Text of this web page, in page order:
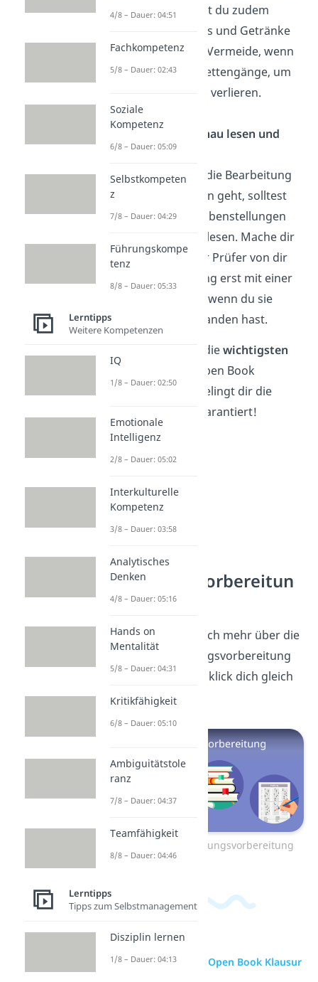
selbst kannst du zudem
kleine Snacks und Getränke
mitbringen. Vermeide, wenn
möglich Toilettengänge, um
keine Zeit zu verlieren.
Aufgabe genau lesen und
verstehen
Bevor es an die Bearbeitung
der Aufgaben geht, solltest
du die Aufgabenstellungen
ganz genau lesen. Mache dir
klar,was der Prüfer von dir
verlangt. Fang erst mit einer
Aufgabe an, wenn du sie
genau verstanden hast.
Jetzt kennst du diewichtigsten
für das Open Book
Verfahren. So gelingt dir die
Kofferklausur garantiert!
Prüfungsvorbereitun
g
Du möchtest noch mehr über die
perfekte Prüfungsvorbereitung
erfahren? Dann klick dich gleich
malhierrein!
Zum Video: Prüfungsvorbereitung
zur Videoseite: Open Book Klausur
4/8 – Dauer: 04:51
Fachkompetenz
5/8 – Dauer: 02:43
Soziale
Kompetenz
6/8 – Dauer: 05:09
Selbstkompeten
z
7/8 – Dauer: 04:29
Führungskompe
tenz
8/8 – Dauer: 05:33
Lerntipps
Weitere Kompetenzen
IQ
1/8 – Dauer: 02:50
Emotionale
Intelligenz
2/8 – Dauer: 05:02
Interkulturelle
Kompetenz
3/8 – Dauer: 03:58
Analytisches
Denken
4/8 – Dauer: 05:16
Hands on
Mentalität
5/8 – Dauer: 04:31
Kritikfähigkeit
6/8 – Dauer: 05:10
Ambiguitätstole
ranz
7/8 – Dauer: 04:37
Teamfähigkeit
8/8 – Dauer: 04:46
Lerntipps
Tipps zum Selbstmanagement
Disziplin lernen
1/8 – Dauer: 04:13